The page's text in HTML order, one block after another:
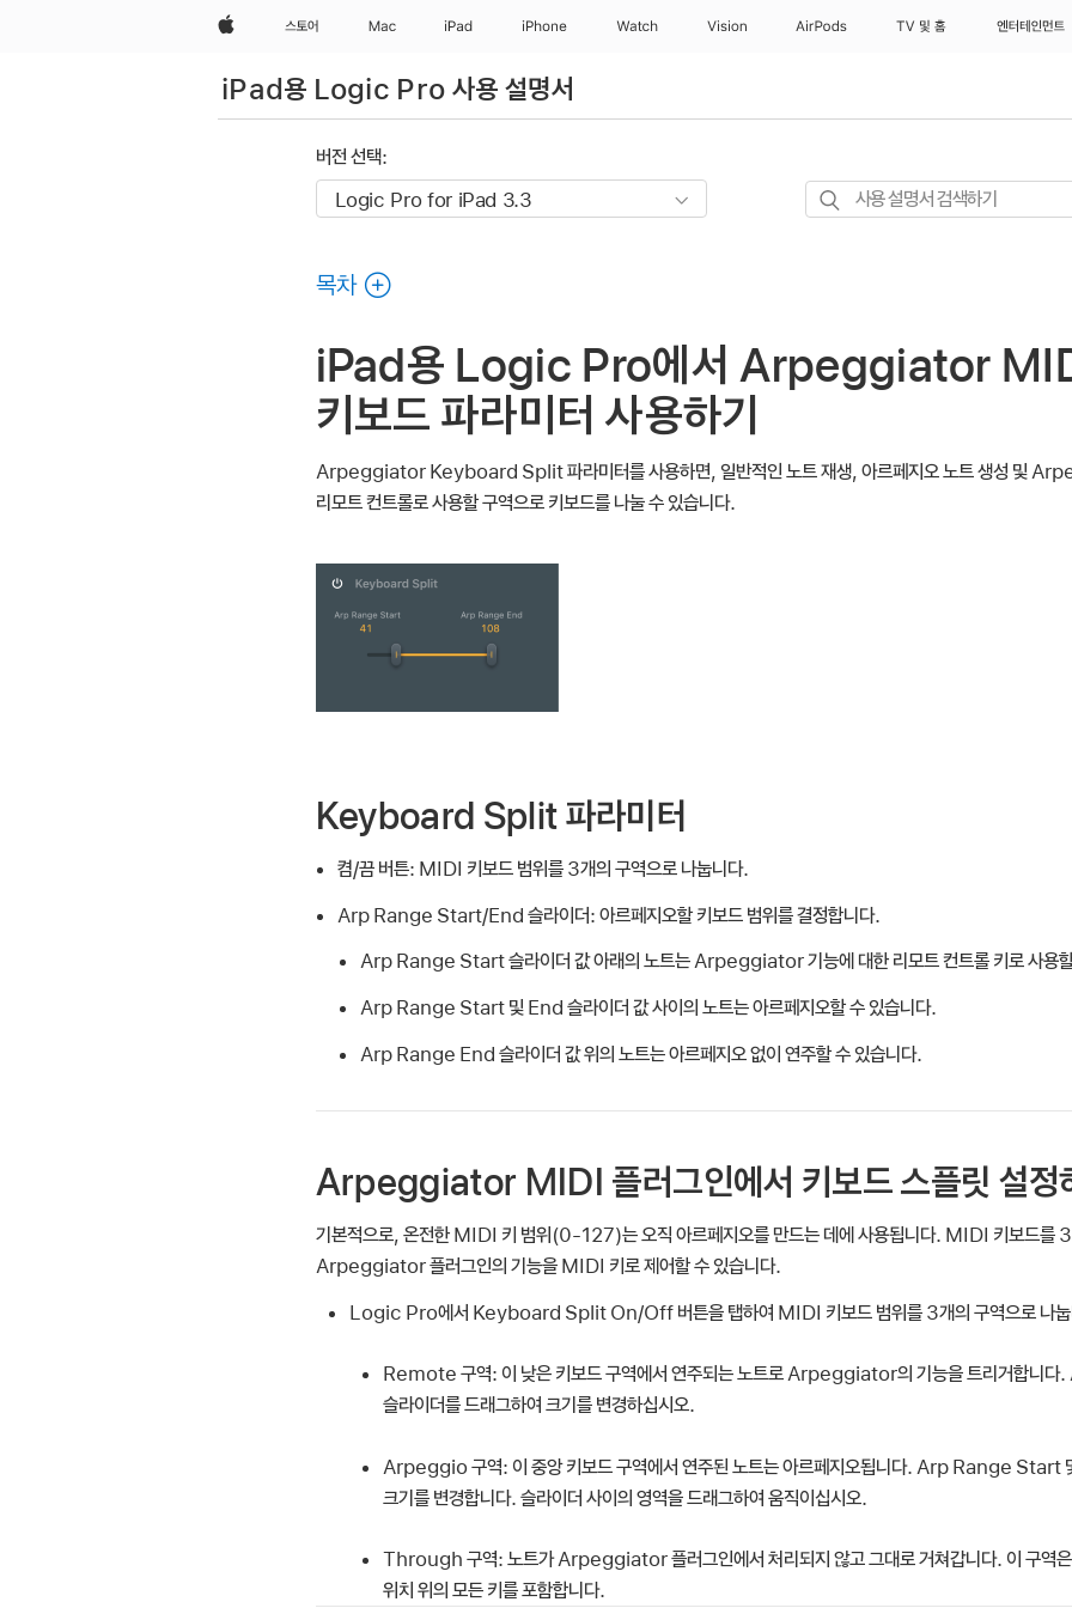
Apple스토어 Mac iPad iPhone Watch Vision AirPods TV 및 홈 엔터테인먼트
iPad용 Logic Pro 사용 설명서
버전 선택:
사용
목차
iPad용 Logic Pro에서 Arpeggiator
키보드 파라미터 사용하기
Arpeggiator Keyboard Split 파라미터를 사용하면, 일반적인 노트 재생, 아르페지오 노트 생성 및
리모트 컨트롤로 사용할 구역으로 키보드를 나눌 수 있습니다.
Keyboard Split 파라미터
켬/끔 버튼: MIDI 키보드 범위를 3개의 구역으로 나눕니다.
Arp Range Start/End 슬라이더: 아르페지오할 키보드 범위를 결정합니다.
Arp Range Start 슬라이더 값 아래의 노트는 Arpeggiator 기능에 대한 리모트 컨트롤 키로 사용
Arp Range Start 및 End 슬라이더 값 사이의 노트는 아르페지오할 수 있습니다.
Arp Range End 슬라이더 값 위의 노트는 아르페지오 없이 연주할 수 있습니다.
Arpeggiator MIDI 플러그인에서 키보드 스플릿 설정
기본적으로, 온전한 MIDI 키 범위(0-127)는 오직 아르페지오를 만드는 데에 사용됩니다. MIDI 키보드를 3
Arpeggiator 플러그인의 기능을 MIDI 키로 제어할 수 있습니다.
Logic Pro에서 Keyboard Split On/Off 버튼을 탭하여 MIDI 키보드 범위를 3개의 구역으로 나눕
Remote 구역: 이 낮은 키보드 구역에서 연주되는 노트로 Arpeggiator의 기능을 트리거합
슬라이더를 드래그하여 크기를 변경하십시오.
Arpeggio 구역: 이 중앙 키보드 구역에서 연주된 노트는 아르페지오됩니다. Arp Range Start
크기를 변경합니다. 슬라이더 사이의 영역을 드래그하여 움직이십시오.
Through 구역: 노트가 Arpeggiator 플러그인에서 처리되지 않고 그대로 거쳐갑니다. 이 구
위치 위의 모든 키를 포함합니다.